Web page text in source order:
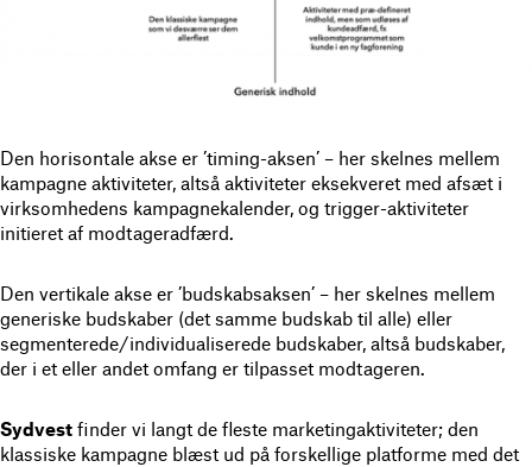
Den horisontale akse er ’timing-aksen’ – her skelnes mellem
kampagne aktiviteter, altså aktiviteter eksekveret med afsæt i
virksomhedens kampagnekalender, og trigger-aktiviteter
initieret af modtageradfærd.
Den vertikale akse er ’budskabsaksen’ – her skelnes mellem
generiske budskaber (det samme budskab til alle) eller
segmenterede/individualiserede budskaber, altså budskaber,
der i et eller andet omfang er tilpasset modtageren.
Sydvest finder vi langt de fleste marketingaktiviteter; den
klassiske kampagne blæst ud på forskellige platforme med det